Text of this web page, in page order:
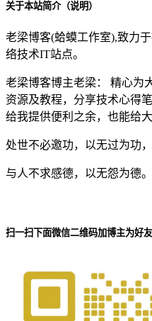
关于本站简介（说明）
老梁博客(蛤蟆工作室),致力
络技术IT站点。
老梁博客博主老梁： 精心为
资源及教程，分享技术心得
给我提供便利之余，也能给
处世不必邀功，以无过为功，
与人不求感德，以无怨为德。
扫一扫下面微信二维码加博主为好友